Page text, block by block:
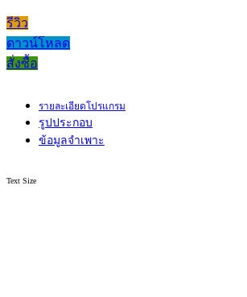
รีวิว
ดาวน์โหลด
สั่งซื้อ
รายละเอียดโปรแกรม
รูปประกอบ
ข้อมูลจำเพาะ
Text Size